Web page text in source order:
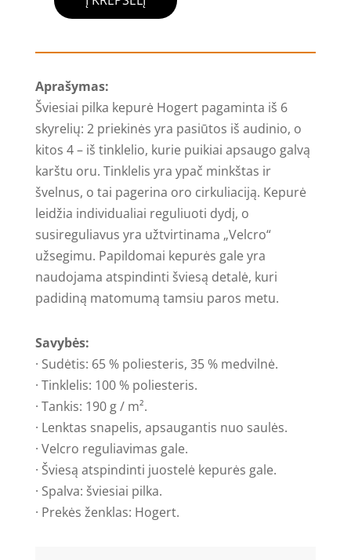
produkto
Kepurė
snapeliu
ir
tinkleliu,
šviesiai
pilka
Aprašymas:
Šviesiai pilka kepurė Hogert pagaminta iš 6
skyrelių: 2 priekinės yra pasiūtos iš audinio, o
kitos 4 – iš tinklelio, kurie puikiai apsaugo galvą
karštu oru. Tinklelis yra ypač minkštas ir
švelnus, o tai pagerina oro cirkuliaciją. Kepurė
leidžia individualiai reguliuoti dydį, o
susireguliavus yra užtvirtinama „Velcro“
užsegimu. Papildomai kepurės gale yra
naudojama atspindinti šviesą detalė, kuri
padidiną matomumą tamsiu paros metu.
Savybės:
· Sudėtis: 65 % poliesteris, 35 % medvilnė.
· Tinklelis: 100 % poliesteris.
· Tankis: 190 g / m².
· Lenktas snapelis, apsaugantis nuo saulės.
· Velcro reguliavimas gale.
· Šviesą atspindinti juostelė kepurės gale.
· Spalva: šviesiai pilka.
· Prekės ženklas: Hogert.